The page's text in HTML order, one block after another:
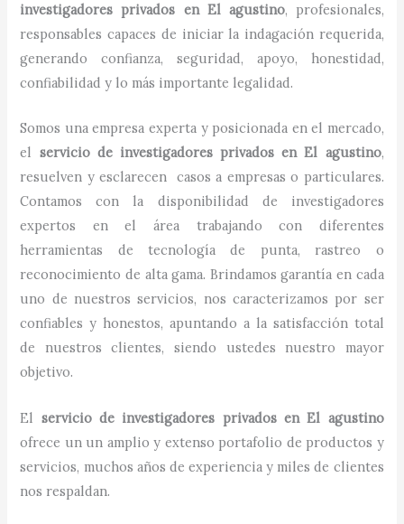
investigadores privados en El agustino, profesionales,
responsables capaces de iniciar la indagación requerida,
generando confianza, seguridad, apoyo, honestidad,
confiabilidad y lo más importante legalidad.
Somos una empresa experta y posicionada en el mercado,
el servicio de investigadores privados enEl agustino,
resuelven y esclarecen casos a empresas o particulares.
Contamos con la disponibilidad de investigadores
expertos en el área trabajando con diferentes
herramientas de tecnología de punta, rastreo o
reconocimiento de alta gama. Brindamos garantía en cada
uno de nuestros servicios, nos caracterizamos por ser
confiables y honestos, apuntando a la satisfacción total
de nuestros clientes, siendo ustedes nuestro mayor
objetivo.
El servicio de investigadores privadosenEl agustino
ofrece un un amplio y extenso portafolio de productos y
servicios, muchos años de experiencia y miles de clientes
nos respaldan.